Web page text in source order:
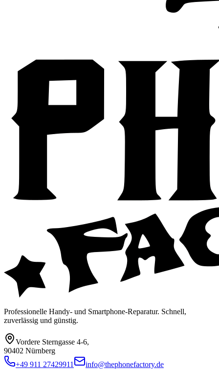
Professionelle Handy- und Smartphone-Reparatur. Schnell,
zuverlässig und günstig.
Vordere Sterngasse 4-6,
90402 Nürnberg
+49 911 27429911
info@thephonefactory.de